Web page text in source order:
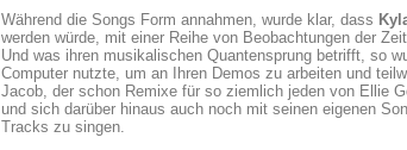
Während die Songs Form annahmen, wurde klar, dass
werden würde, mit einer Reihe von Beobachtungen der
Und was ihren musikalischen Quantensprung betrifft, so
Computer nutzte, um an Ihren Demos zu arbeiten und
Jacob, der schon Remixe für so ziemlich jeden von Ellie
und sich darüber hinaus auch noch mit seinen eigenen
Tracks zu singen.